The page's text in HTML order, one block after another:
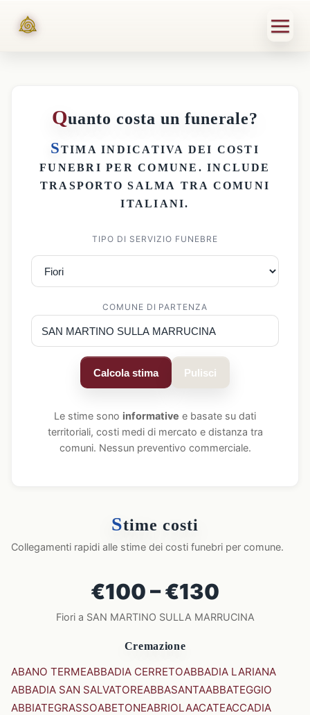
Quanto costa un funerale?
STIMA INDICATIVA DEI COSTI
FUNEBRI PER COMUNE . INCLUDE
TRASPORTO SALMA TRA COMUNI
ITALIANI.
TIPO DI SERVIZIO FUNEBRE
COMUNE DI PARTENZA
Calcola stima Pulisci
Le stime sono informative e basate su dati
territoriali, costi medi di mercato e distanza tra
comuni. Nessun preventivo commerciale.
Stime costi
Collegamenti rapidi alle stime dei costi funebri per comune.
€100 – €130
Fiori a SAN MARTINO SULLA MARRUCINA
Cremazione
ABANO TERMEABBADIA CERRETOABBADIA LARIANA
ABBADIA SAN SALVATOREABBASANTAABBATEGGIO
ABBIATEGRASSOABETONEABRIOLAACATEACCADIA